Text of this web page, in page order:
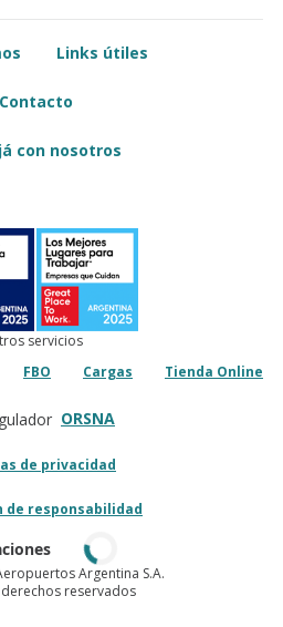
Links útiles
Contacto
con nosotros
servicios
FBO Cargas Tienda Online
ORSNA
de privacidad
de responsabilidad
Argentina S.A.
reservados